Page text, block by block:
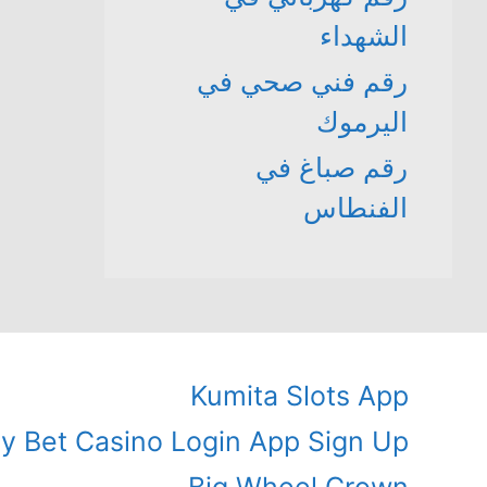
الشهداء
رقم فني صحي في
اليرموك
رقم صباغ في
الفنطاس
Kumita Slots App
Bet Casino Login App Sign Up